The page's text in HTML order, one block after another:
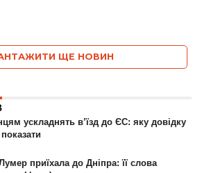
ЩЕ НОВИН